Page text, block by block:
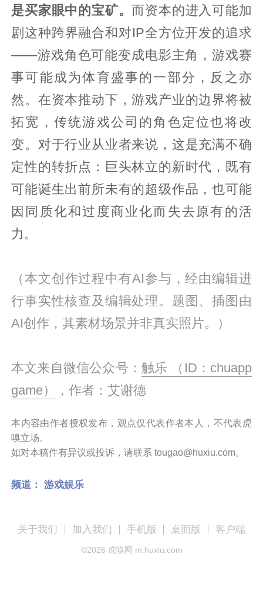
是买家眼中的宝矿。而资本的进入可能加
剧这种跨界融合和对IP全方位开发的追求
——游戏角色可能变成电影主角，游戏赛
事可能成为体育盛事的一部分，反之亦
然。在资本推动下，游戏产业的边界将被
拓宽，传统游戏公司的角色定位也将改
变。对于行业从业者来说，这是充满不确
定性的转折点：巨头林立的新时代，既有
可能诞生出前所未有的超级作品，也可能
因同质化和过度商业化而失去原有的活
力。
（本文创作过程中有AI参与，经由编辑进
行事实性核查及编辑处理。题图、插图由
AI创作，其素材场景并非真实照片。）
本文来自微信公众号： 触乐 （ID：chuapp
game）
，作者：艾谢德
本内容由作者授权发布，观点仅代表作者本人，不代表虎
嗅立场。
如对本稿件有异议或投诉，请联系 tougao@huxiu.com。
频道： 游戏娱乐
关于我们 加入我们 手机版 桌面版 客户端
©2026 虎嗅网 m.huxiu.com